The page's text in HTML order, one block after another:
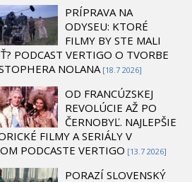
PRÍPRAVA NA
ODYSEU: KTORÉ
FILMY BY STE MALI
PODCAST VERTIGO O TVORBE
NOLANA [18.7 2026]
OD FRANCÚZSKEJ
REVOLÚCIE AŽ PO
ČERNOBYĽ. NAJLEPŠIE
FILMY A SERIÁLY V
PODCASTE VERTIGO [13.7 2026]
PORAZÍ SLOVENSKÝ